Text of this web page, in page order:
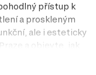
přístup k
a proskleným
ale i esteticky
a objevte, jak